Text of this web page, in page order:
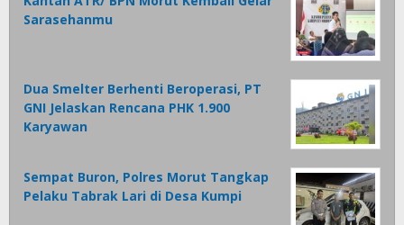
Sarasehanmu
Dua Smelter Berhenti Beroperasi, PT
GNI Jelaskan Rencana PHK 1.900
Karyawan
Sempat Buron, Polres Morut Tangkap
Pelaku Tabrak Lari di Desa Kumpi